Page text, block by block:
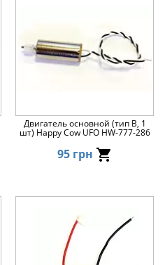
Двигатель основной (тип В, 1
шт) Happy Cow UFO HW-777-286
95 грн